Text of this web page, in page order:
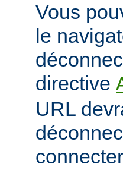
Vous
le
directive
URL